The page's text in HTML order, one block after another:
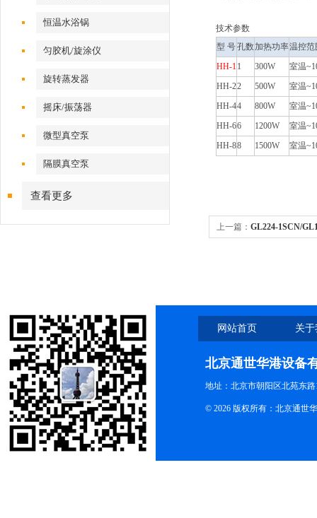
恒温水浴锅
匀胶机/旋涂仪
旋转蒸发器
摇床/振荡器
微型真空泵
隔膜真空泵
查看更多
技术参数
型 号孔数加热功率温控范
HH-11 300W
室温
HH-22 500W
室温
HH-44 800W
室温
HH-66 1200W
室温
HH-88 1500W 室温
上一篇： GL224-1SCN/
网站首页 关
北京通世华港设备
地址：北京市朝阳区北苑东路
© 2026 版权所有：北京通世